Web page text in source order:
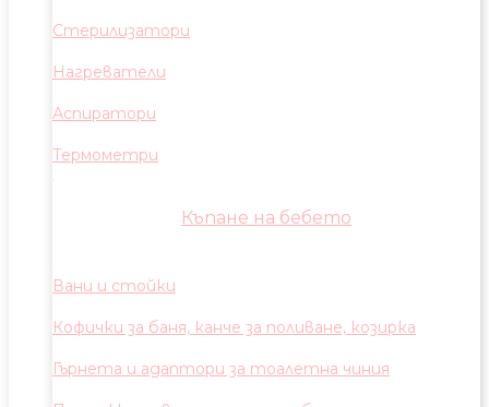
Стерилизатори
Нагреватели
Аспиратори
Термометри
Къпане на бебето
Вани и стойки
Кофички за баня, канче за поливане, козирка
Гърнета и адаптори за тоалетна чиния